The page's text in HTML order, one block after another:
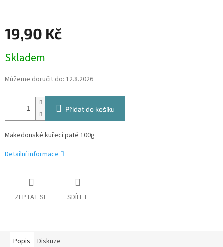
19,90 Kč
cena:
Skladem
Můžeme doručit do: 12.8.2026
Přidat do košíku
Makedonské kuřecí paté 100g
Detailní informace
ZEPTAT SE SDÍLET
Popis Diskuze